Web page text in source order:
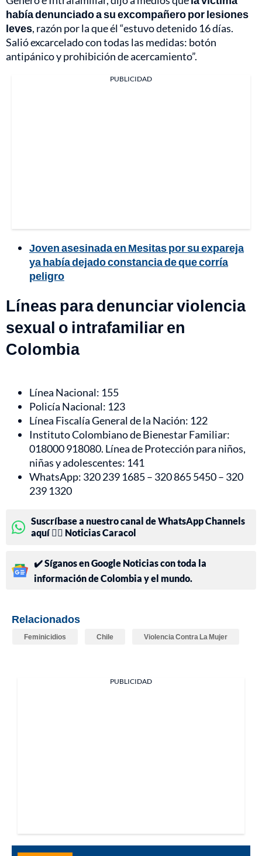
había denunciado a su excompañero por lesiones
leves, razón por la que él “estuvo detenido 16 días.
Salió excarcelado con todas las medidas: botón
antipánico y prohibición de acercamiento”.
PUBLICIDAD
Joven asesinada en Mesitas por su expareja
ya había dejado constancia de que corría
peligro
Líneas para denunciar violencia
sexual o intrafamiliar en
Colombia
Línea Nacional: 155
Policía Nacional: 123
Línea Fiscalía General de la Nación: 122
Instituto Colombiano de Bienestar Familiar:
018000 918080. Línea de Protección para niños,
niñas y adolescentes: 141
WhatsApp: 320 239 1685 – 320 865 5450 – 320
239 1320
Suscríbase a nuestro canal de WhatsApp Channels
aquí 👉🏻 Noticias Caracol
✔️ Síganos en Google Noticias con toda la
información de Colombia y el mundo.
Relacionados
Feminicidios Chile Violencia Contra La Mujer
PUBLICIDAD